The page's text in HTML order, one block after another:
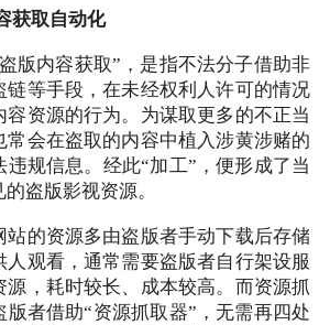
取自动化
内容获取”，是指不法分子借助非
链等手段，在未经权利人许可的情况
容资源的行为。为谋取更多的不正当
常会在盗取的内容中植入涉黄涉赌的
违规信息。经此“加工”，便形成了当
盗版影视资源。
的资源多由盗版者手动下载后存储
人观看，通常需要盗版者自行架设服
源，耗时较长、成本较高。而资源抓
版者借助“资源抓取器”，无需再四处